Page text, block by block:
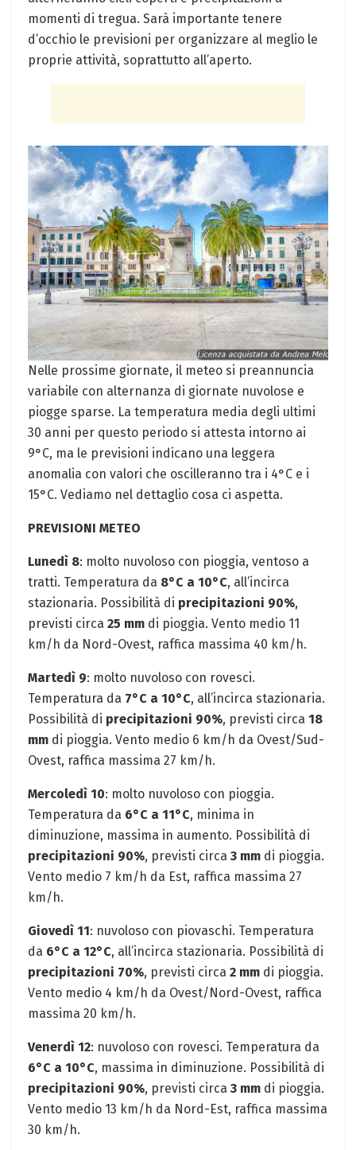
momenti di tregua. Sarà importante tenere
d’occhio le previsioni per organizzare al meglio le
proprie attività, soprattutto all’aperto.
Nelle prossime giornate, il meteo si preannuncia
variabile con alternanza di giornate nuvolose e
piogge sparse. La temperatura media degli ultimi
30 anni per questo periodo si attesta intorno ai
9°C, ma le previsioni indicano una leggera
anomalia con valori che oscilleranno tra i 4°C e i
15°C. Vediamo nel dettaglio cosa ci aspetta.
PREVISIONI METEO
Lunedì 8: molto nuvoloso con pioggia, ventoso a
tratti. Temperatura da 8°C a 10°C, all’incirca
stazionaria. Possibilità di precipitazioni 90%,
previsti circa 25 mm di pioggia. Vento medio 11
km/h da Nord-Ovest, raffica massima 40 km/h.
Martedì 9: molto nuvoloso con rovesci.
Temperatura da 7°C a 10°C, all’incirca stazionaria.
Possibilità di precipitazioni 90%, previsti circa 18
mm di pioggia. Vento medio 6 km/h da Ovest/Sud-
Ovest, raffica massima 27 km/h.
Mercoledì 10: molto nuvoloso con pioggia.
Temperatura da 6°C a 11°C, minima in
diminuzione, massima in aumento. Possibilità di
precipitazioni 90%, previsti circa 3 mm di pioggia.
Vento medio 7 km/h da Est, raffica massima 27
km/h.
Giovedì 11: nuvoloso con piovaschi. Temperatura
da 6°C a 12°C, all’incirca stazionaria. Possibilità di
precipitazioni 70%, previsti circa 2 mm di pioggia.
Vento medio 4 km/h da Ovest/Nord-Ovest, raffica
massima 20 km/h.
Venerdì 12: nuvoloso con rovesci. Temperatura da
6°C a 10°C, massima in diminuzione. Possibilità di
precipitazioni 90%, previsti circa 3 mm di pioggia.
Vento medio 13 km/h da Nord-Est, raffica massima
30 km/h.